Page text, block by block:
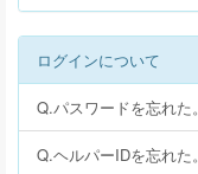
ログインについて
Q.パスワードを忘れた。
Q.ヘルパーIDを忘れた。